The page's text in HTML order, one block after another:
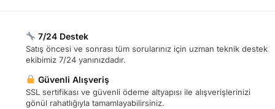
7/24 Destek
Satış öncesi ve sonrası tüm sorularınız için uzman teknik destek
ekibimiz 7/24 yanınızdadır.
Güvenli Alışveriş
SSL sertifikası ve güvenli ödeme altyapısı ile alışverişlerinizi
gönül rahatlığıyla tamamlayabilirsiniz.